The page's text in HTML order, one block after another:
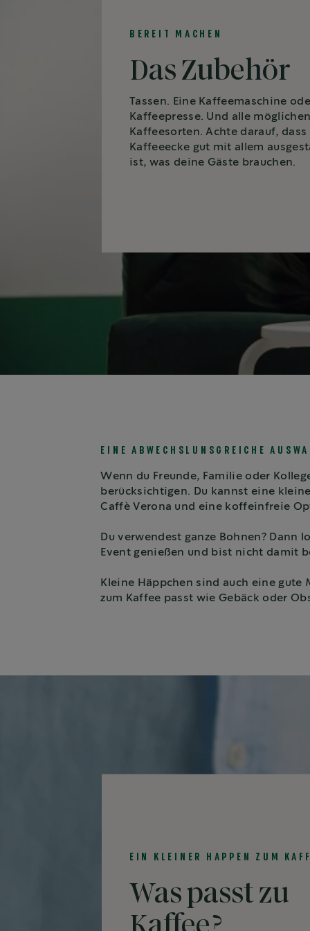
BEREIT MACHEN
Das Zubehör
Tassen. Eine Kaffeemaschine
Kaffeepresse. Und alle
Kaffeesorten. Achte darauf, dass
Kaffeeecke gut mit allem
ist, was deine Gäste brauchen.
EINE ABWECHSLUNSGREICHE
Wenn du Freunde, Familie oder
berücksichtigen. Du kannst eine
Caffè Verona und eine koffeinfreie
Du verwendest ganze Bohnen? Dann
Event genießen und bist nicht damit
Kleine Häppchen sind auch eine
zum Kaffee passt wie Gebäck oder
EIN KLEINER HAPPEN ZUM
Was passt zu